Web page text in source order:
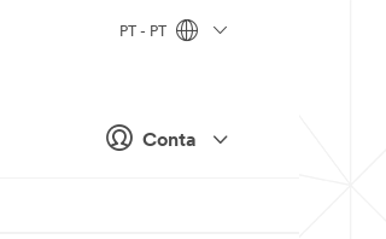
Conta
PT - PT